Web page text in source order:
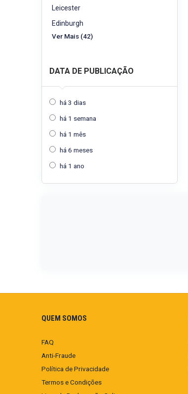
Leicester
Edinburgh
Ver Mais (42)
DATA DE PUBLICAÇÃO
há 3 dias
há 1 semana
há 1 mês
há 6 meses
há 1 ano
QUEM SOMOS
FAQ
Anti-Fraude
Política de Privacidade
Termos e Condições